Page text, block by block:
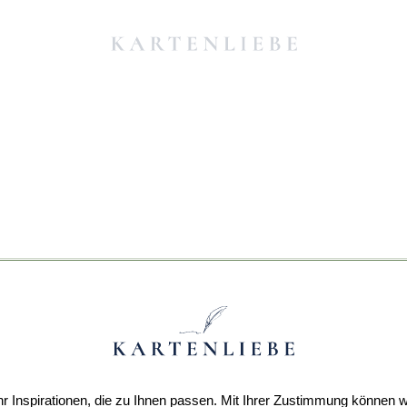
Inspirationen, die zu Ihnen passen. Mit Ihrer Zustimmung können